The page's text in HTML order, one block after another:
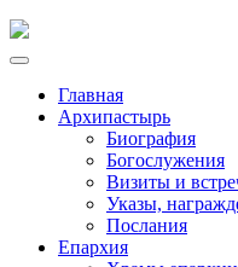
Главная
Архипастырь
Биография
Богослужения
Визиты и
Указы,
Послания
Епархия